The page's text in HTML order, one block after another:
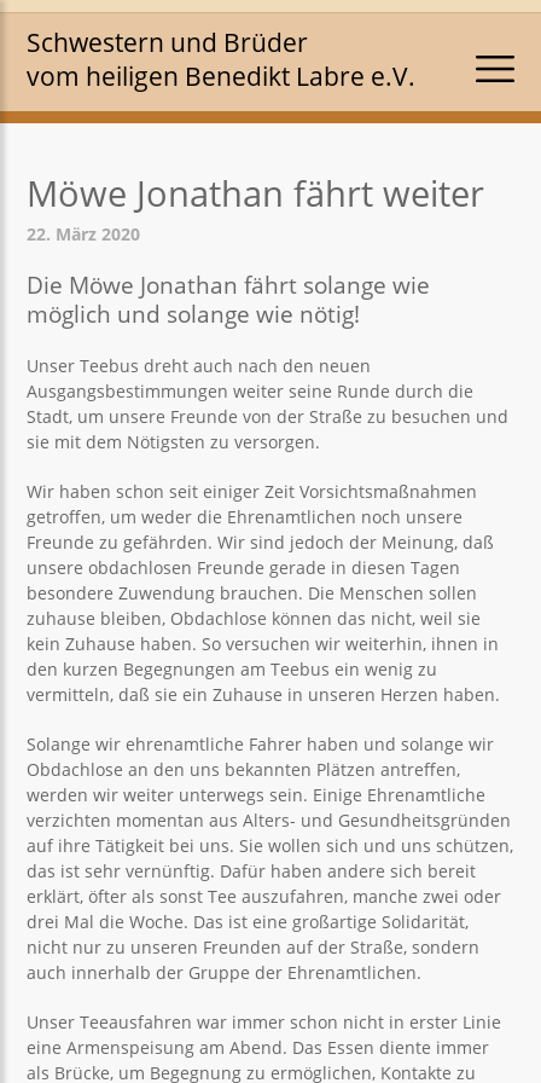
Schwestern und Brüder
vom heiligen Benedikt Labre e.V.
Möwe Jonathan fährt weiter
22. März 2020
Die Möwe Jonathan fährt solange wie
möglich und solange wie nötig!
Unser Teebus dreht auch nach den neuen
Ausgangsbestimmungen weiter seine Runde durch die
Stadt, um unsere Freunde von der Straße zu besuchen und
sie mit dem Nötigsten zu versorgen.
Wir haben schon seit einiger Zeit Vorsichtsmaßnahmen
getroffen, um weder die Ehrenamtlichen noch unsere
Freunde zu gefährden. Wir sind jedoch der Meinung, daß
unsere obdachlosen Freunde gerade in diesen Tagen
besondere Zuwendung brauchen. Die Menschen sollen
zuhause bleiben, Obdachlose können das nicht, weil sie
kein Zuhause haben. So versuchen wir weiterhin, ihnen in
den kurzen Begegnungen am Teebus ein wenig zu
vermitteln, daß sie ein Zuhause in unseren Herzen haben.
Solange wir ehrenamtliche Fahrer haben und solange wir
Obdachlose an den uns bekannten Plätzen antreffen,
werden wir weiter unterwegs sein. Einige Ehrenamtliche
verzichten momentan aus Alters- und Gesundheitsgründen
auf ihre Tätigkeit bei uns. Sie wollen sich und uns schützen,
das ist sehr vernünftig. Dafür haben andere sich bereit
erklärt, öfter als sonst Tee auszufahren, manche zwei oder
drei Mal die Woche. Das ist eine großartige Solidarität,
nicht nur zu unseren Freunden auf der Straße, sondern
auch innerhalb der Gruppe der Ehrenamtlichen.
Unser Teeausfahren war immer schon nicht in erster Linie
eine Armenspeisung am Abend. Das Essen diente immer
als Brücke, um Begegnung zu ermöglichen, Kontakte zu